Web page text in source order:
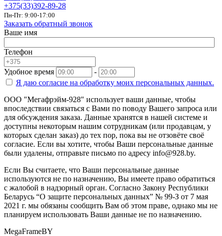
+375(33)392-89-28
Пн-Пт: 9:00-17:00
Заказать обратный звонок
Ваше имя
Телефон
Удобное время
-
Я даю согласие на обработку моих персональных данных.
ООО "Мегафрэйм-928" использует ваши данные, чтобы
впоследствии связаться с Вами по поводу Вашего запроса или
для обсуждения заказа. Данные хранятся в нашей системе и
доступны некоторым нашим сотрудникам (или продавцам, у
которых сделан заказ) до тех пор, пока вы не отзовёте своё
согласие. Если вы хотите, чтобы Ваши персональные данные
были удалены, отправьте письмо по адресу info@928.by.
Если Вы считаете, что Ваши персональные данные
используются не по назначению, Вы имеете право обратиться
с жалобой в надзорный орган. Согласно Закону Республики
Беларусь “О защите персональных данных” № 99-З от 7 мая
2021 г. мы обязаны сообщить Вам об этом праве, однако мы не
планируем использовать Ваши данные не по назначению.
MegaFrameBY